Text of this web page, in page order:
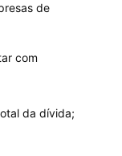
de
com
da dívida;